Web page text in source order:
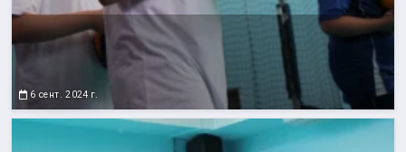
6 сент. 2024 г.